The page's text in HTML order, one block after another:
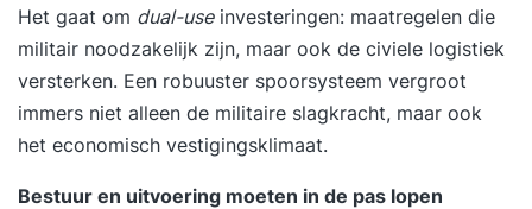
Het gaat om dual-useinvesteringen: maatregelen die
militair noodzakelijk zijn, maar ook de civiele logistiek
versterken. Een robuuster spoorsysteem vergroot
immers niet alleen de militaire slagkracht, maar ook
het economisch vestigingsklimaat.
Bestuur en uitvoering moeten in de pas lopen